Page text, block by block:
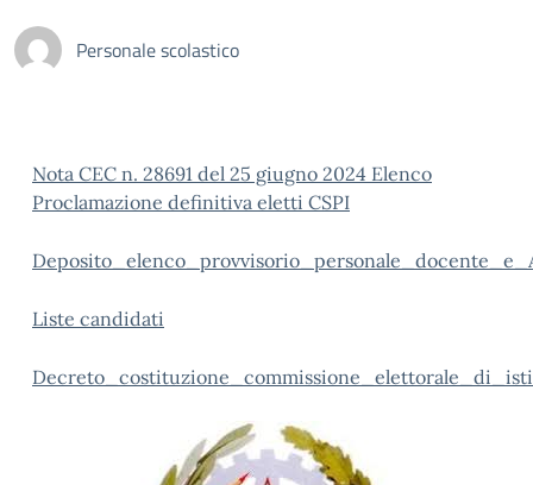
Personale scolastico
Nota CEC n. 28691 del 25 giugno 2024 Elenco
Proclamazione definitiva eletti CSPI
Liste candidati